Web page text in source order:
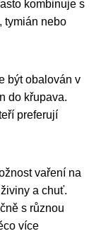
kombinuje s
tymián nebo
být obalován v
do křupava.
preferují
vaření na
a chuť.
s různou
více